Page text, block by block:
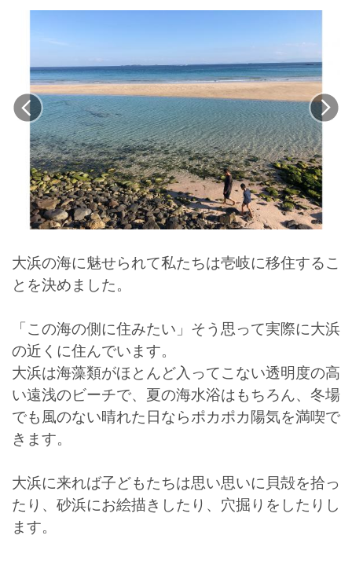
大浜の海に魅せられて私たちは壱岐に移住するこ
とを決めました。
「この海の側に住みたい」そう思って実際に大浜
の近くに住んでいます。
大浜は海藻類がほとんど入ってこない透明度の高
い遠浅のビーチで、夏の海水浴はもちろん、冬場
でも風のない晴れた日ならポカポカ陽気を満喫で
きます。
大浜に来れば子どもたちは思い思いに貝殻を拾っ
たり、砂浜にお絵描きしたり、穴掘りをしたりし
ます。